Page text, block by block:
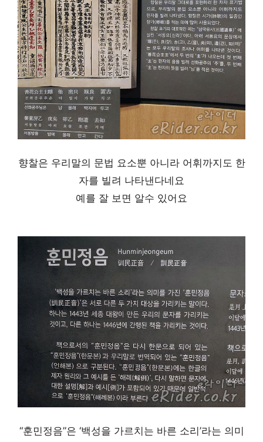
향찰은 우리말의 문법 요소뿐 아니라 어휘까지도 한
자를 빌려 나타낸다네요
예를 잘 보면 알수 있어요
“훈민정음”은 ‘백성을 가르치는 바른 소리’라는 의미